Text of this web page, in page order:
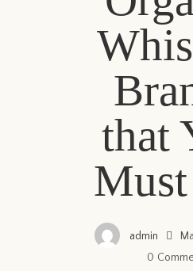
that
admin
0